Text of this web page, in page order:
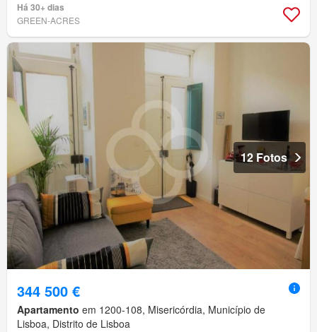
Há 30+ dias
GREEN-ACRES
12 Fotos
344 500 €
Apartamento em 1200-108, Misericórdia, Município de
Lisboa, Distrito de Lisboa